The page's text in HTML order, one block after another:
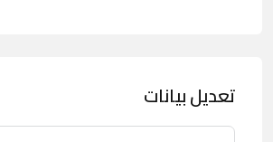
تعديل بيانات